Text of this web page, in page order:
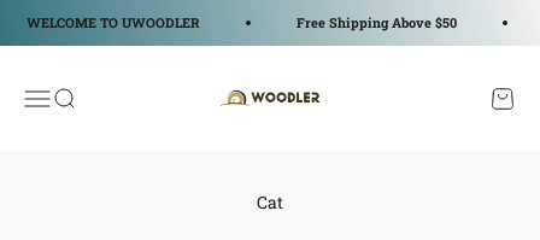
WELCOME TO UWOODLER Free Shipping Above $50
メニューを開く
検索を開く カー